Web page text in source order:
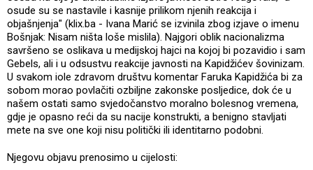
osude su se nastavile i kasnije prilikom njenih reakcija i
objašnjenja" (klix.ba - Ivana Marić se izvinila zbog izjave o imenu
Bošnjak: Nisam ništa loše mislila). Najgori oblik nacionalizma
savršeno se oslikava u medijskoj hajci na kojoj bi pozavidio i sam
Gebels, ali i u odsustvu reakcije javnosti na Kapidžićev šovinizam.
U svakom iole zdravom društvu komentar Faruka Kapidžića bi za
sobom morao povlačiti ozbiljne zakonske posljedice, dok će u
našem ostati samo svjedočanstvo moralno bolesnog vremena,
gdje je opasno reći da su nacije konstrukti, a benigno stavljati
mete na sve one koji nisu politički ili identitarno podobni.
Njegovu objavu prenosimo u cijelosti: